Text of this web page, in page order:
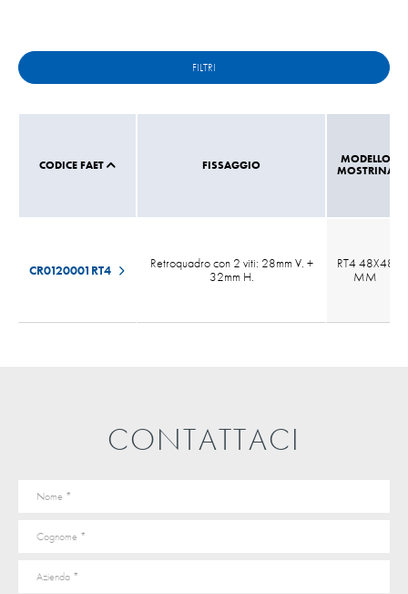
FILTRI
CODICE FAET FISSAGGIO
CR0120001RT4
Retroquadro con 2 viti: 28mm V. +
32mm H.
MODELLO
MOSTRINA
RT4 48X48
MM
CONTATTACI